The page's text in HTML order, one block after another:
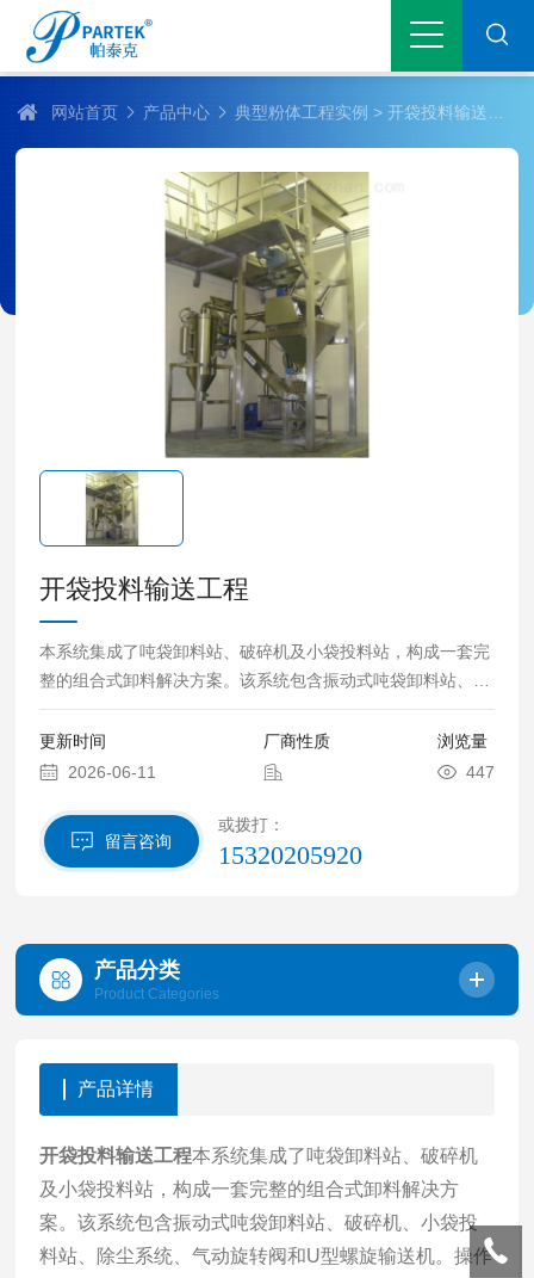
网站首页 产品中心 典型粉体工程实例 > 开袋投料输送工程
开袋投料输送工程
本系统集成了吨袋卸料站、破碎机及小袋投料站，构成一套完
整的组合式卸料解决方案。该系统包含振动式吨袋卸料站、破
碎机、小袋投料站、除尘系统、气动旋转阀和U型螺旋输送
机。操作时，吨袋物料通过电动葫芦起吊，经由振动卸料站完
成卸料。卸出的物料通过破碎机处理后进入小袋投料站，随后
送机转移至下一工序前，任何金属杂质均会通过磁选器予以去
除。
更新时间
2026-06-11
厂商性质
浏览量
447
留言咨询
或拨打：
15320205920
产品分类
Product Categories
产品详情
开袋投料输送工程本系统集成了吨袋卸料站、破碎机
及小袋投料站，构成一套完整的组合式卸料解决方
案。该系统包含振动式吨袋卸料站、破碎机、小袋投
料站、除尘系统、气动旋转阀和U型螺旋输送机。操作